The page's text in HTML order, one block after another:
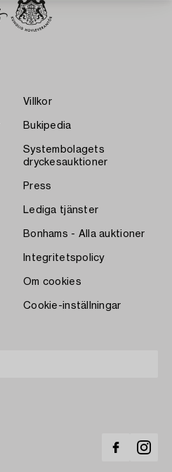
Villkor
Bukipedia
Systembolagets
dryckesauktioner
Press
Lediga tjänster
Bonhams - Alla auktioner
Integritetspolicy
Om cookies
Cookie-inställningar